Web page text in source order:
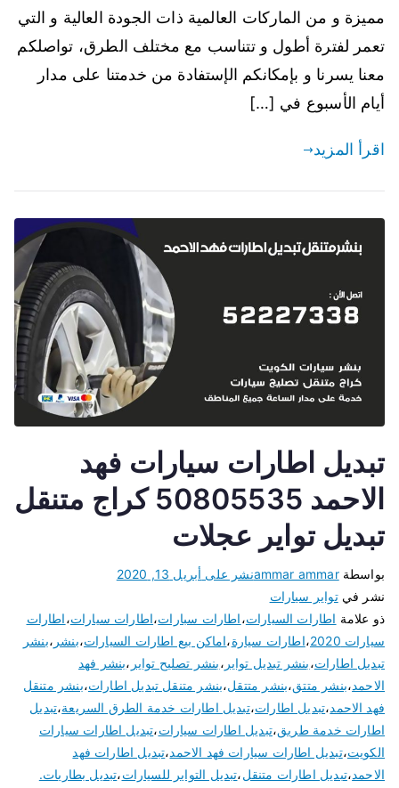
مميزة و من الماركات العالمية ذات الجودة العالية و التي
تعمر لفترة أطول و تتناسب مع مختلف الطرق، تواصلكم
معنا يسرنا و بإمكانكم الإستفادة من خدمتنا على مدار
أيام الأسبوع في […]
اقرأ المزيد
تبديل اطارات سيارات فهد
الاحمد 50805535 كراج متنقل
تبديل تواير عجلات
بواسطةammar ammarنشر على أبريل 13, 2020
نشر فيتواير سيارات
ذو علامة اطارات السيارات،اطارات سبارات،اطارات سيارات،اطارات
سيارات 2020
،اطارات سيارة،اماكن بيع اطارات السيارات،بنشر ،بنشر
تبديل اطارات،بنشر تبديل تواير ،بنشر تصليح تواير ،بنشر فهد
الاحمد،بنشر متتق،بنشر متتقل،بنشر متنقل تبديل اطارات،بنشر متنقل
فهد الاحمد،تبديل اطارات،تبديل اطارات خدمة الطرق السريعة،تبديل
اطارات خدمة طريق،تبديل اطارات سيارات،تبديل اطارات سيارات
الكويت،تبديل اطارات سيارات فهد الاحمد،تبديل اطارات فهد
الاحمد،تبديل اطارات متنقل،تبديل التواير للسيارات،تبديل بطاريات.